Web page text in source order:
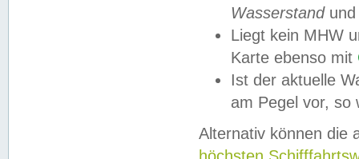
Wasserstandund
Liegt kein MHW
Karte ebenso mit
Ist der aktuelle
am Pegel vor,
Alternativ können die
höchsten